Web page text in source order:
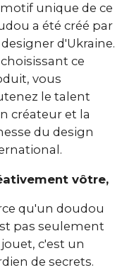
unique de ce
a été créé par
d'Ukraine.
ce
vous
le talent
créateur et la
du design
vôtre,
qu'un doudou
pas seulement
c'est un
de secrets.